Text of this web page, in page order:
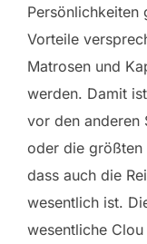
Persönlichkeiten
Vorteile
Matrosen und
werden. Damit
vor den anderen
oder die größten
dass auch die
wesentlich ist.
wesentliche